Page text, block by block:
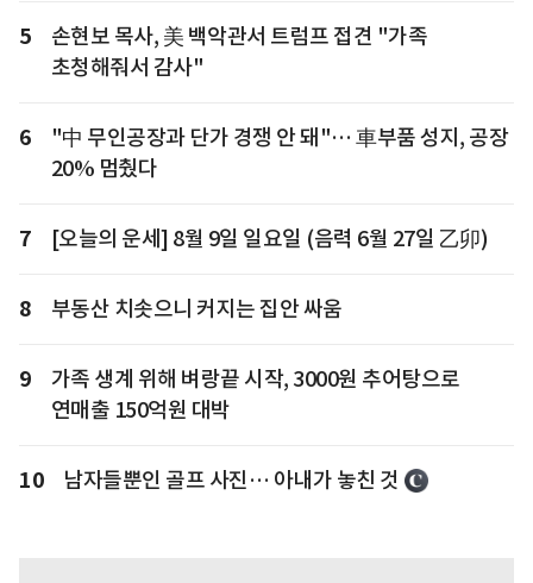
5
손현보 목사, 美 백악관서 트럼프 접견 "가족
초청해줘서 감사"
6
"中 무인공장과 단가 경쟁 안 돼"… 車부품 성지, 공장
20% 멈췄다
7 [오늘의 운세] 8월 9일 일요일 (음력 6월 27일 乙卯)
8 부동산 치솟으니 커지는 집안 싸움
9
가족 생계 위해 벼랑끝 시작, 3000원 추어탕으로
연매출 150억원 대박
10 남자들뿐인 골프 사진… 아내가 놓친 것